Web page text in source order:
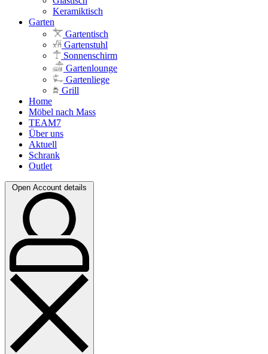
Keramiktisch
Garten
Gartentisch
Gartenstuhl
Sonnenschirm
Gartenlounge
Gartenliege
Grill
Home
Möbel nach Mass
TEAM7
Über uns
Aktuell
Schrank
Outlet
Open Account details